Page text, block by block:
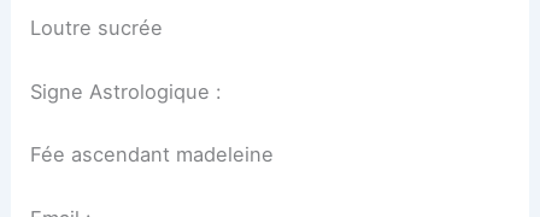
Loutre sucrée
Signe Astrologique :
Fée ascendant madeleine